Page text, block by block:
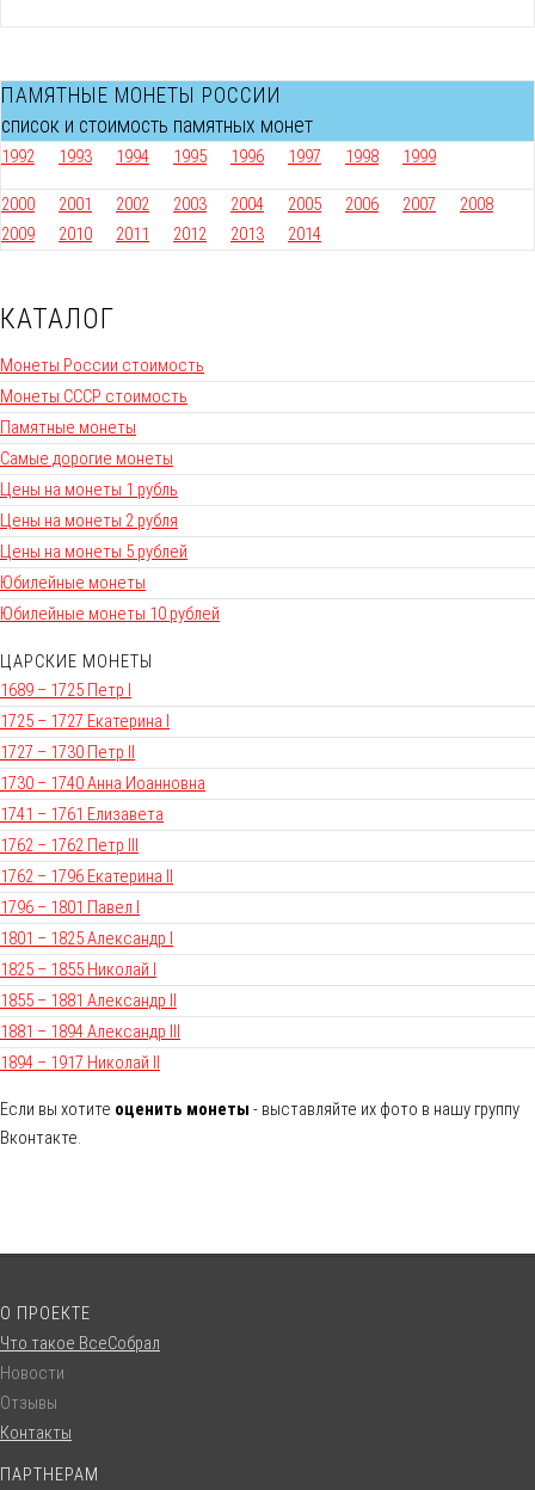
ПАМЯТНЫЕ МОНЕТЫ РОССИИ
список и стоимость памятных монет
1992 1993 1994 1995 1996 1997 1998 1999
2000 2001 2002 2003 2004 2005 2006 2007
2008
2009
2010 2011 2012 2013 2014
КАТАЛОГ
Монеты России стоимость
Монеты СССР стоимость
Памятные монеты
Самые дорогие монеты
Цены на монеты 1 рубль
Цены на монеты 2 рубля
Цены на монеты 5 рублей
Юбилейные монеты
Юбилейные монеты 10 рублей
ЦАРСКИЕ МОНЕТЫ
1689 – 1725 Петр I
1725 – 1727 Екатерина I
1727 – 1730 Петр II
1730 – 1740 Анна Иоанновна
1741 – 1761 Елизавета
1762 – 1762 Петр III
1762 – 1796 Екатерина II
1796 – 1801 Павел I
1801 – 1825 Александр I
1825 – 1855 Николай I
1855 – 1881 Александр II
1881 – 1894 Александр III
1894 – 1917 Николай II
Если вы хотите оценить монеты - выставляйте их фото в нашу группу
Вконтакте.
О ПРОЕКТЕ
Что такое ВсеСобрал
Новости
Отзывы
Контакты
ПАРТНЕРАМ